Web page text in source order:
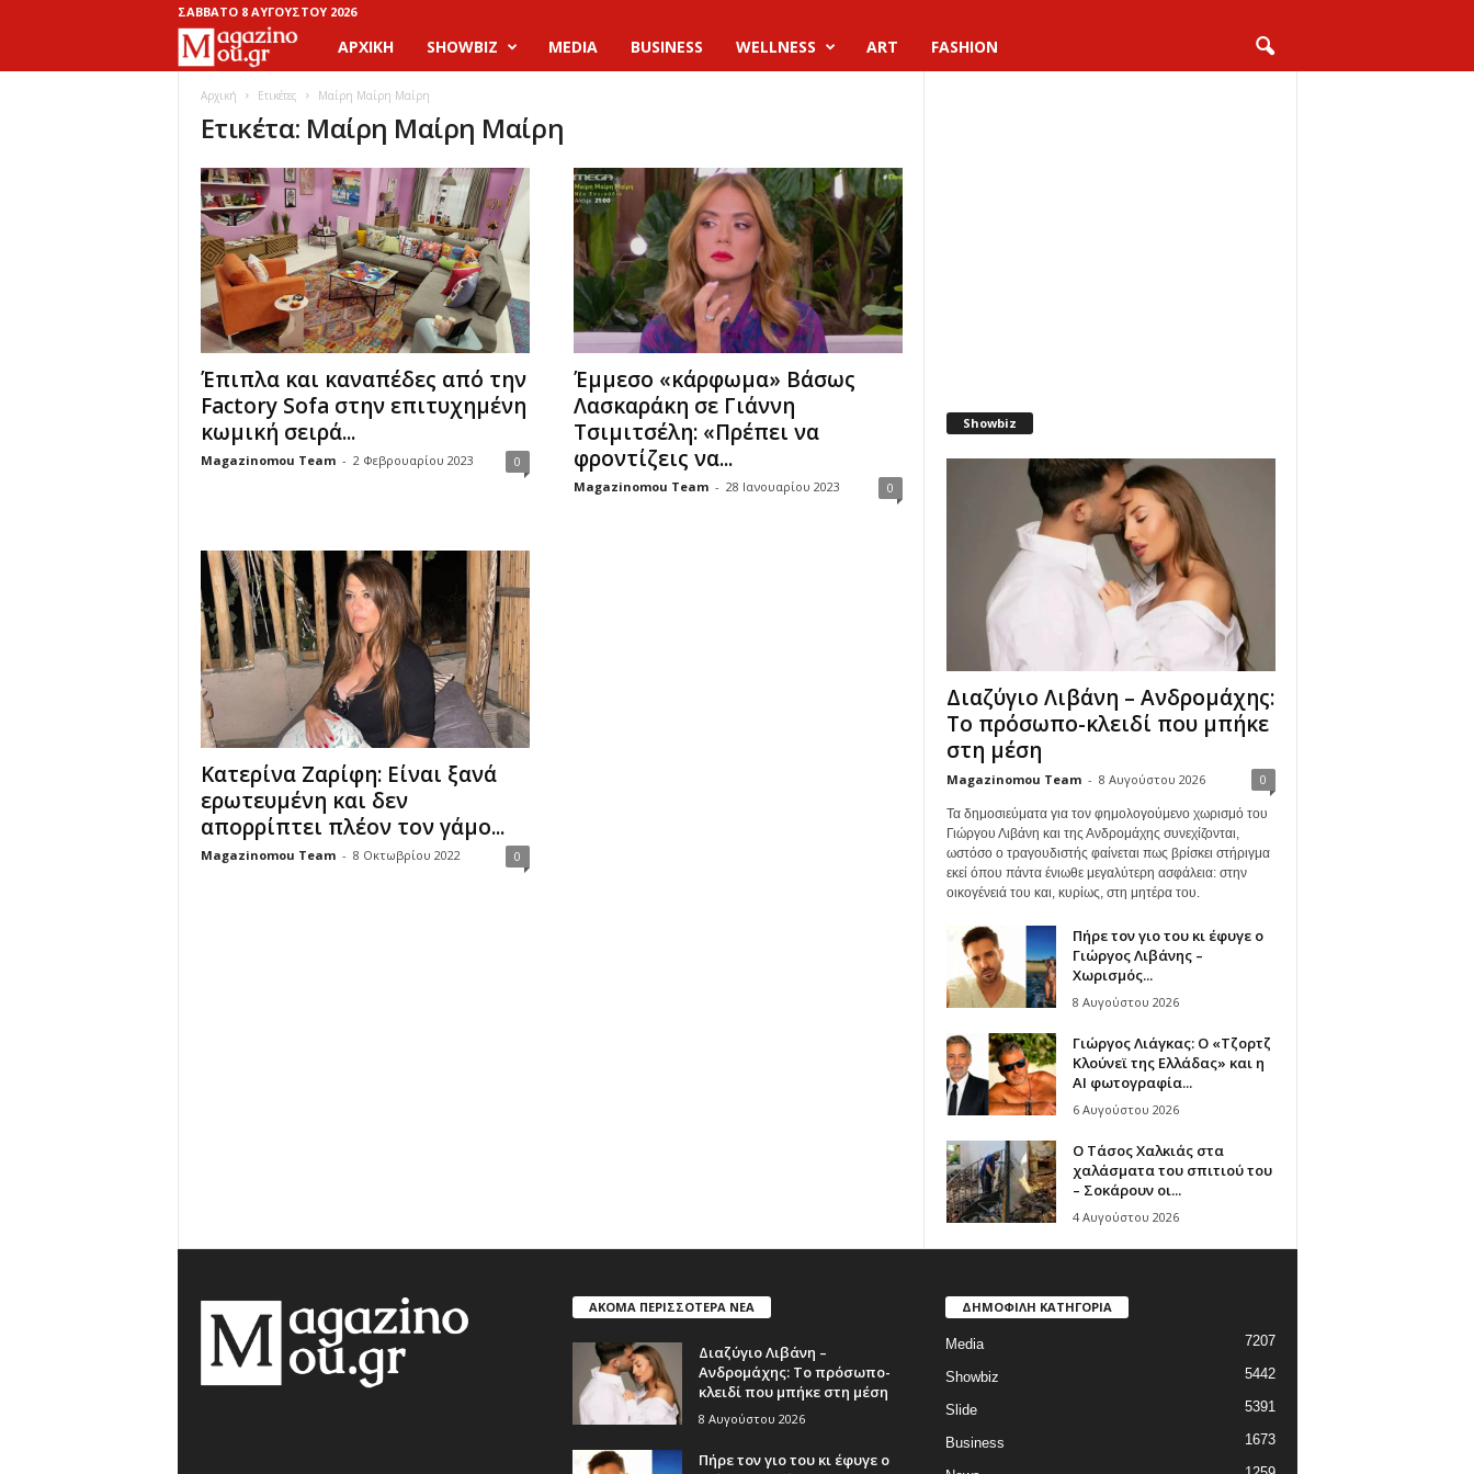
ΣΆΒΒΑΤΟ 8 ΑΥΓΟΎΣΤΟΥ 2026
a
g
a
z
i
n
o
M
ΑΡΧΙΚΉ SHOWBIZ MEDIA BUSINESS WELLNESS ART FASHION
Αρχική Ετικέτες Μαίρη Μαίρη Μαίρη
Ετικέτα: Μαίρη Μαίρη Μαίρη
Έπιπλα και καναπέδες από την
Factory Sofa στην επιτυχημένη
κωμική σειρά...
Magazinomou Team - 2 Φεβρουαρίου 2023 0
Έμμεσο «κάρφωμα» Βάσως
Λασκαράκη σε Γιάννη
Τσιμιτσέλη: «Πρέπει να
φροντίζεις να...
Magazinomou Team - 28 Ιανουαρίου 2023 0
Κατερίνα Ζαρίφη: Είναι ξανά
ερωτευμένη και δεν
απορρίπτει πλέον τον γάμο...
Magazinomou Team - 8 Οκτωβρίου 2022 0
Showbiz
Διαζύγιο Λιβάνη – Ανδρομάχης:
Το πρόσωπο-κλειδί που μπήκε
στη μέση
Magazinomou Team - 8 Αυγούστου 2026 0
Τα δημοσιεύματα για τον φημολογούμενο χωρισμό του
Γιώργου Λιβάνη και της Ανδρομάχης συνεχίζονται,
ωστόσο ο τραγουδιστής φαίνεται πως βρίσκει στήριγμα
εκεί όπου πάντα ένιωθε μεγαλύτερη ασφάλεια: στην
οικογένειά του και, κυρίως, στη μητέρα του.
Πήρε τον γιο του κι έφυγε ο
Γιώργος Λιβάνης –
Χωρισμός...
8 Αυγούστου 2026
Γιώργος Λιάγκας: Ο «Τζορτζ
Κλούνεϊ της Ελλάδας» και η
AI φωτογραφία...
6 Αυγούστου 2026
Ο Τάσος Χαλκιάς στα
χαλάσματα του σπιτιού του
– Σοκάρουν οι...
4 Αυγούστου 2026
ΑΚΟΜΑ ΠΕΡΙΣΣΟΤΕΡΑ ΝΕΑ
Διαζύγιο Λιβάνη –
Ανδρομάχης: Το πρόσωπο-
κλειδί που μπήκε στη μέση
8 Αυγούστου 2026
Πήρε τον γιο του κι έφυγε ο
ΔΗΜΟΦΙΛΗ ΚΑΤΗΓΟΡΙΑ
Media 7207
Showbiz 5442
Slide 5391
Business 1673